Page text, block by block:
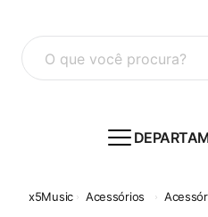
O que você procura?
Acessórios